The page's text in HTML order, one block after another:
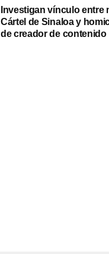
Investigan vínculo entre
Cártel de Sinaloa y
de creador de contenido